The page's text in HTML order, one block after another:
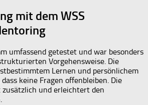
mit dem WSS
umfassend getestet und war besonders
Vorgehensweise. Die
Lernen und persönlichem
keine Fragen offenbleiben. Die
und erleichtert den